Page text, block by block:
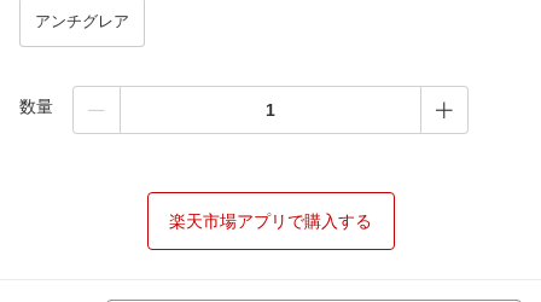
アンチグレア
数量
楽天市場アプリで購入する